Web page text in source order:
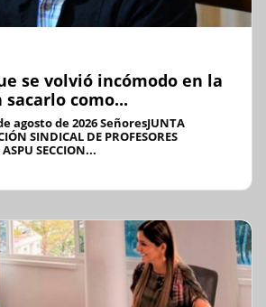
se volvió incómodo en la
sacarlo como...
agosto de 2026 SeñoresJUNTA
SINDICAL DE PROFESORES
SECCION...